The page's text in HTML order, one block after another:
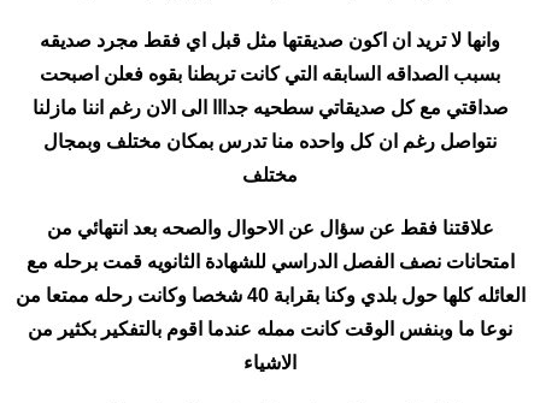
وانها لا تريد ان اكون صديقتها مثل قبل اي فقط مجرد صديقه
بسبب الصداقه السابقه التي كانت تربطنا بقوه فعلن اصبحت
صداقتي مع كل صديقاتي سطحيه جدااا الى الان رغم اننا مازلنا
نتواصل رغم ان كل واحده منا تدرس بمكان مختلف وبمجال
مختلف
علاقتنا فقط عن سؤال عن الاحوال والصحه بعد انتهائي من
امتحانات نصف الفصل الدراسي للشهادة الثانويه قمت برحله مع
العائله كلها حول بلدي وكنا بقرابة 40 شخصا وكانت رحله ممتعا من
نوعا ما وبنفس الوقت كانت ممله عندما اقوم بالتفكير بكثير من
الاشياء